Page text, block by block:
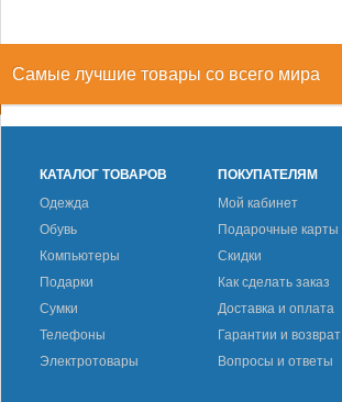
Самые лучшие товары со всего мира
КАТАЛОГ ТОВАРОВ
Одежда
Обувь
Компьютеры
Подарки
Сумки
Телефоны
Электротовары
ПОКУПАТЕЛЯМ
Мой кабинет
Подарочные карты
Скидки
Как сделать заказ
Доставка и оплата
Гарантии и возврат
Вопросы и ответы